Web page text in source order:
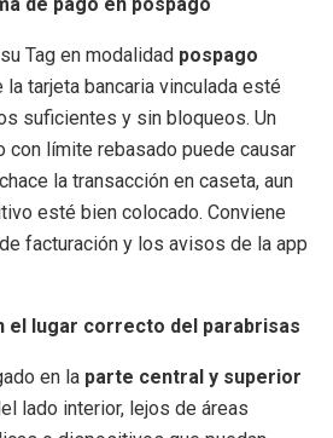
Tag en modalidad pospago
tarjeta bancaria vinculada esté
suficientes y sin bloqueos. Un
con límite rebasado puede causar
la transacción en caseta, aun
esté bien colocado. Conviene
facturación y los avisos de la app
el lugar correcto del parabrisas
en la parte central y superior
lado interior, lejos de áreas